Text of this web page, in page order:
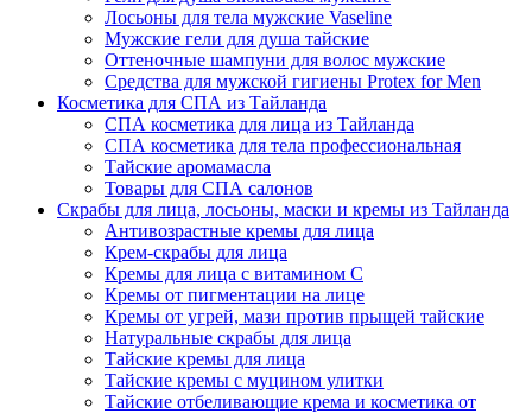
Лосьоны для тела мужские Vaseline
Мужские гели для душа тайские
Оттеночные шампуни для волос мужские
Средства для мужской гигиены Protex for Men
Косметика для СПА из Тайланда
СПА косметика для лица из Тайланда
СПА косметика для тела профессиональная
Тайские аромамасла
Товары для СПА салонов
Скрабы для лица, лосьоны, маски и кремы из Тайланда
Антивозрастные кремы для лица
Крем-скрабы для лица
Кремы для лица с витамином C
Кремы от пигментации на лице
Кремы от угрей, мази против прыщей тайские
Натуральные скрабы для лица
Тайские кремы для лица
Тайские кремы с муцином улитки
Тайские отбеливающие крема и косметика от